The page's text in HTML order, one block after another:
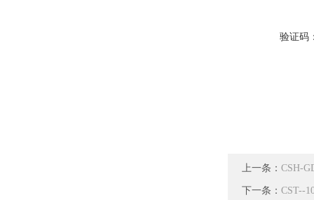
验证码
上一条： CSH-
下一条： CST--